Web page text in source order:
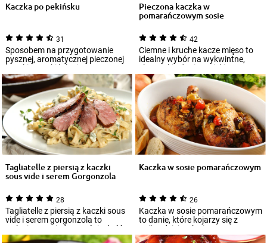
Kaczka po pekińsku
31
Sposobem na przygotowanie
pysznej, aromatycznej pieczonej
kaczki po pekińsku jest
zamarynowanie j...
Pieczona kaczka w
pomarańczowym sosie
42
Ciemne i kruche kacze mięso to
idealny wybór na wykwintne,
eleganckie danie. Dzięki
przepisowi na...
Tagliatelle z piersią z kaczki
sous vide i serem Gorgonzola
28
Tagliatelle z piersią z kaczki sous
vide i serem gorgonzola to
wykwintne, a jednocześnie dość
łat...
Kaczka w sosie pomarańczowym
26
Kaczka w sosie pomarańczowym
to danie, które kojarzy się z
najbardziej wykwintną
restauracją. Spr...